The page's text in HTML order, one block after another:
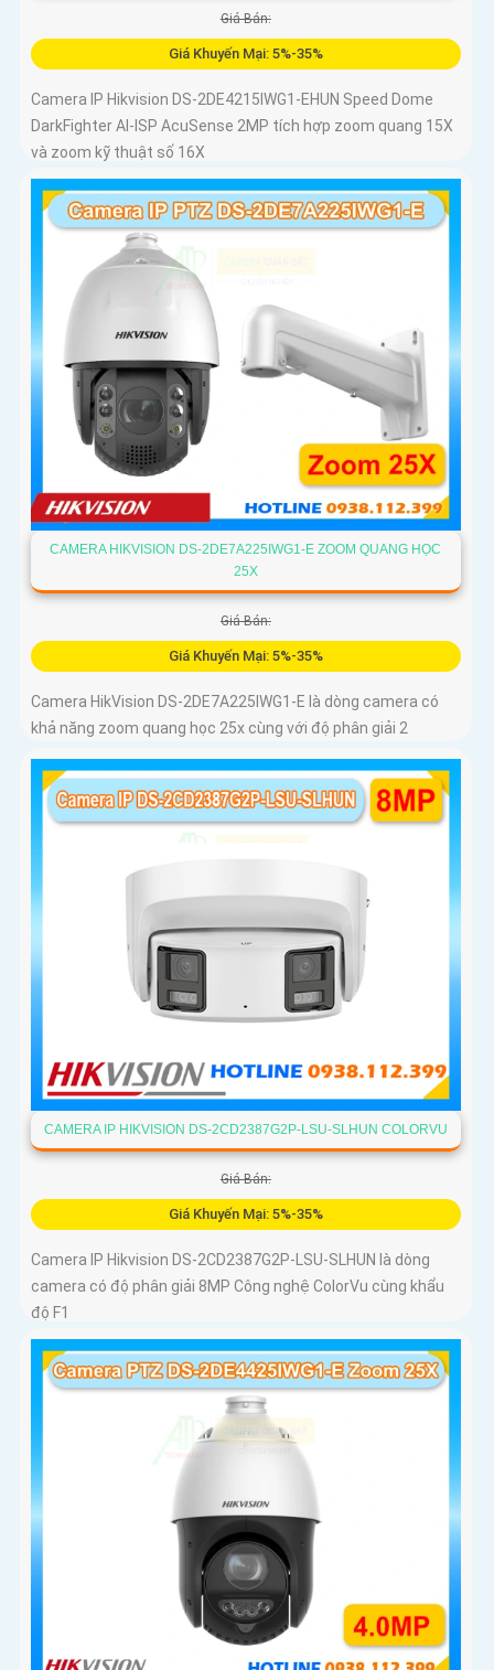
Giá Bán:
Giá Khuyến Mại: 5%-35%
Camera IP Hikvision DS-2DE4215IWG1-EHUN Speed Dome
DarkFighter AI-ISP AcuSense 2MP tích hợp zoom quang 15X
và zoom kỹ thuật số 16X
CAMERA HIKVISION DS-2DE7A225IWG1-E ZOOM QUANG HỌC
25X
Giá Bán:
Giá Khuyến Mại: 5%-35%
Camera HikVision DS-2DE7A225IWG1-E là dòng camera có
khả năng zoom quang học 25x cùng với độ phân giải 2
CAMERA IP HIKVISION DS-2CD2387G2P-LSU-SLHUN COLORVU
Giá Bán:
Giá Khuyến Mại: 5%-35%
Camera IP Hikvision DS-2CD2387G2P-LSU-SLHUN là dòng
camera có độ phân giải 8MP Công nghệ ColorVu cùng khẩu
độ F1